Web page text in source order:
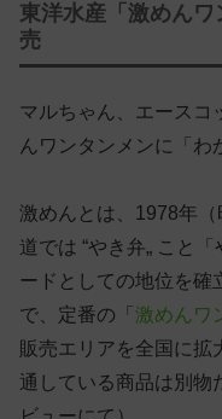
東洋水産「激めん
売
マルちゃん、エースコ
んワンタンメンに「わ
激めんとは、1978年
道では “やき弁„ こと
ードとしての地位を確
で、定番の「 激めんワ
販売エリアを全国に拡
通している商品は別